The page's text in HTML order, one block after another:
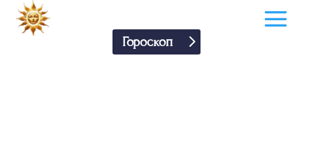
Гороскоп